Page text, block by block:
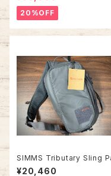
20%OFF
SIMMS Tributary Sling
k【2026年新作】
¥20,460